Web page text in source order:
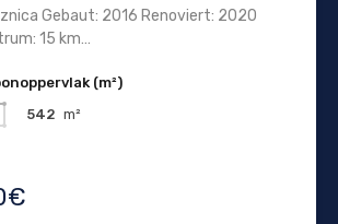
Gebaut: 2016 Renoviert: 2020
15 km…
(m²)
542 m²